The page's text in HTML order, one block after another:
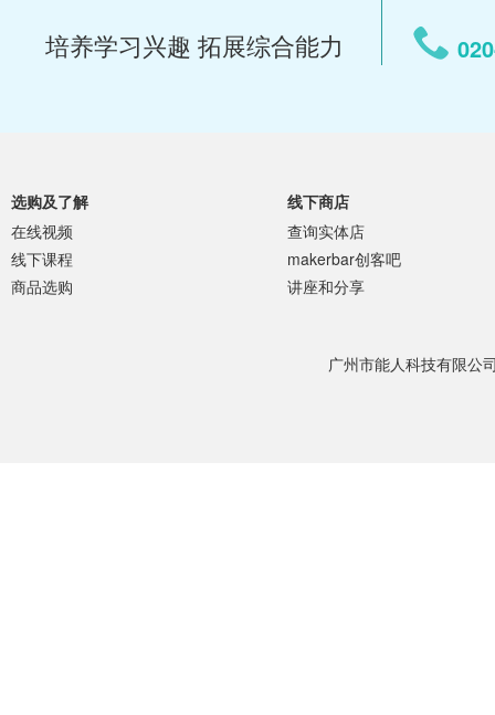
培养学习兴趣 拓展综合能力
选购及了解
在线视频
线下课程
商品选购
线下商店
查询实体店
makerbar创客吧
讲座和分享
广州市能人科技有